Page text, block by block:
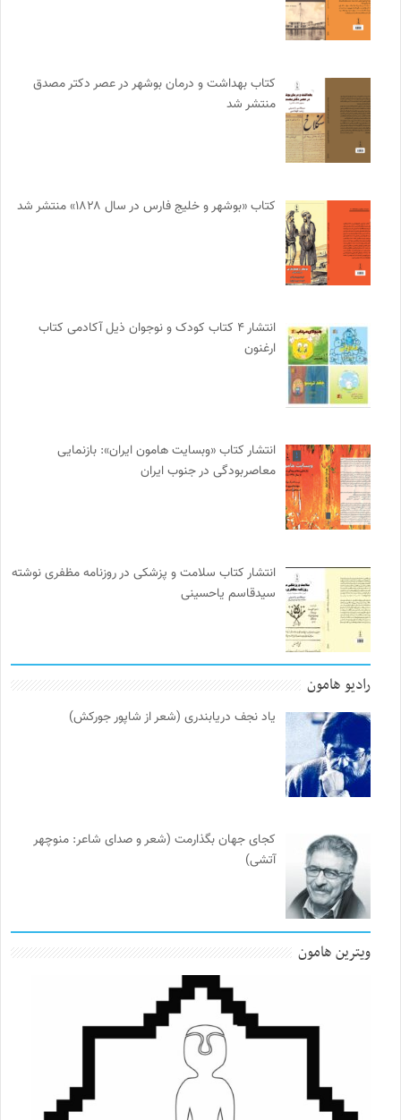
کتاب بهداشت و درمان بوشهر در عصر دکتر مصدق
منتشر شد
کتاب «بوشهر و خلیج فارس در سال ۱۸۲۸» منتشر شد
انتشار ۴ کتاب کودک و نوجوان ذیل آکادمی کتاب
ارغنون
انتشار کتاب «وبسایت هامون ایران»: بازنمایی
معاصربودگی در جنوب ایران
انتشار کتاب سلامت و پزشکی در روزنامه مظفری نوشته
سیدقاسم یاحسینی
رادیو هامون
یاد نجف دریابندری (شعر از شاپور جورکش)
کجای جهان بگذارمت (شعر و صدای شاعر: منوچهر
آتشی)
ویترین هامون